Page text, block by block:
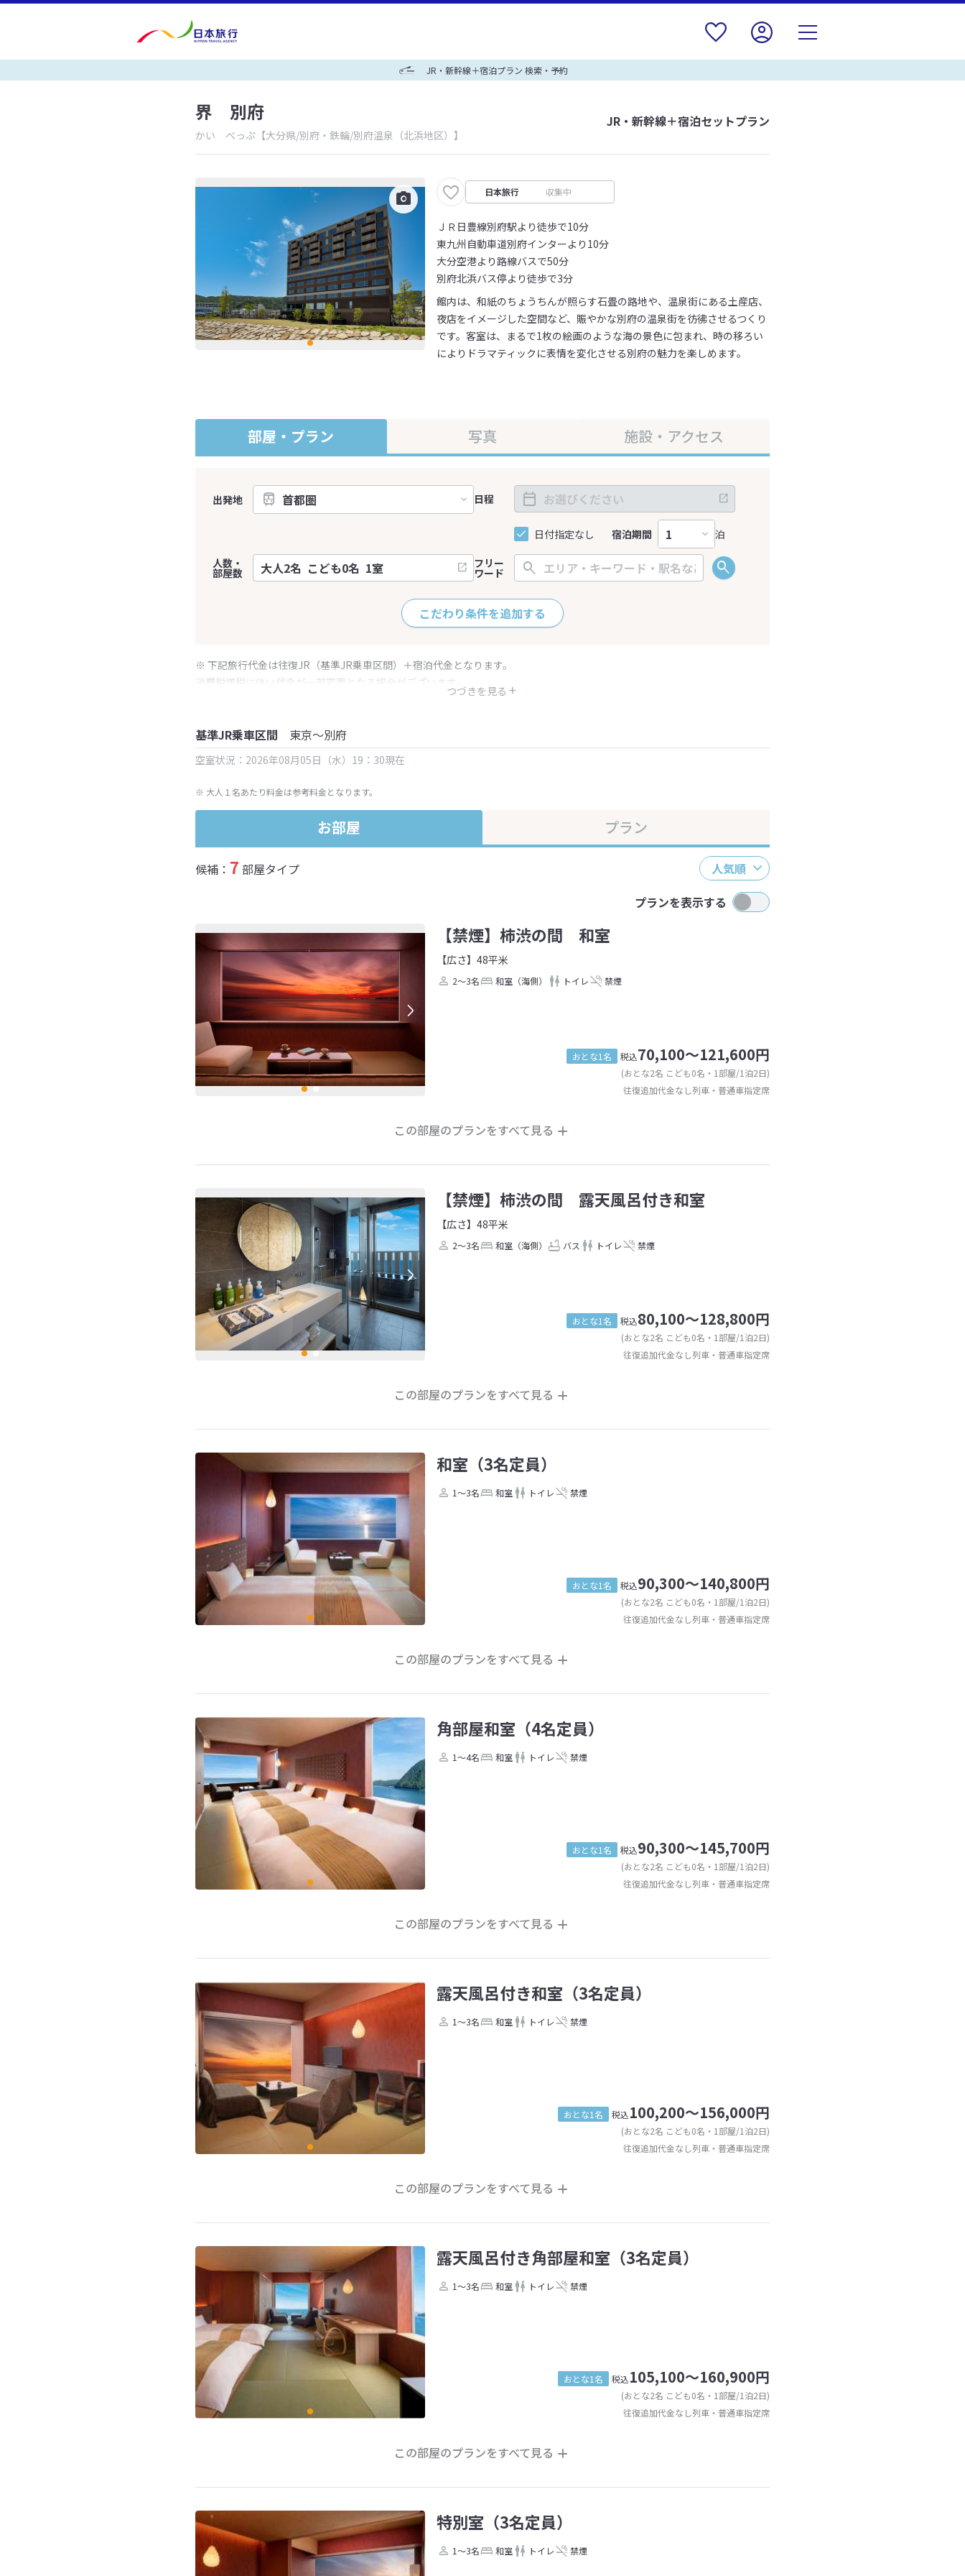
JR・新幹線＋宿泊プラン 検索・予約
界 別府
かい べっぷ 【大分県/別府・鉄輪/別府温泉（北浜地区）】
JR・新幹線＋宿泊セットプラン
日本旅行 収集中
ＪＲ日豊線別府駅より徒歩で10分
東九州自動車道別府インターより10分
大分空港より路線バスで50分
別府北浜バス停より徒歩で3分
館内は、和紙のちょうちんが照らす石畳の路地や、温泉街にある土産店、
夜店をイメージした空間など、賑やかな別府の温泉街を彷彿させるつくり
です。客室は、まるで1枚の絵画のような海の景色に包まれ、時の移ろい
によりドラマティックに表情を変化させる別府の魅力を楽しめます。
部屋・プラン 写真 施設・アクセス
出発地 日程
日付指定なし 宿泊期間
泊
人数・
部屋数
フリー
ワード
こだわり条件を追加する
つづきを見る
※ 下記旅行代金は往復JR（基準JR乗車区間）＋宿泊代金となります。
消費税増税に伴い代金が一部変更となる場合がございます。
※ 表示されている旅行代金・プラン内容は一定時間ごとに更新されます。最終確認画面でご確認ください。
基準JR乗車区間 東京～別府
空室状況：2026年08月05日（水）19：30現在
※ 大人１名あたり料金は参考料金となります。
お部屋 プラン
候補： 7 部屋タイプ
人気順
プランを表示する
【禁煙】柿渋の間 和室
【広さ】48平米
2～3名 和室（海側） トイレ 禁煙
おとな1名 税込70,100～121,600円
(おとな2名 こども0名・1部屋/1泊2日)
往復追加代金なし列車・普通車指定席
この部屋のプランをすべて見る
【禁煙】柿渋の間 露天風呂付き和室
【広さ】48平米
2～3名 和室（海側） バス トイレ 禁煙
おとな1名 税込80,100～128,800円
(おとな2名 こども0名・1部屋/1泊2日)
往復追加代金なし列車・普通車指定席
この部屋のプランをすべて見る
和室（3名定員）
1～3名 和室 トイレ 禁煙
おとな1名 税込90,300～140,800円
(おとな2名 こども0名・1部屋/1泊2日)
往復追加代金なし列車・普通車指定席
この部屋のプランをすべて見る
角部屋和室（4名定員）
1～4名 和室 トイレ 禁煙
おとな1名 税込90,300～145,700円
(おとな2名 こども0名・1部屋/1泊2日)
往復追加代金なし列車・普通車指定席
この部屋のプランをすべて見る
露天風呂付き和室（3名定員）
1～3名 和室 トイレ 禁煙
おとな1名 税込100,200～156,000円
(おとな2名 こども0名・1部屋/1泊2日)
往復追加代金なし列車・普通車指定席
この部屋のプランをすべて見る
露天風呂付き角部屋和室（3名定員）
1～3名 和室 トイレ 禁煙
おとな1名 税込105,100～160,900円
(おとな2名 こども0名・1部屋/1泊2日)
往復追加代金なし列車・普通車指定席
この部屋のプランをすべて見る
特別室（3名定員）
1～3名 和室 トイレ 禁煙